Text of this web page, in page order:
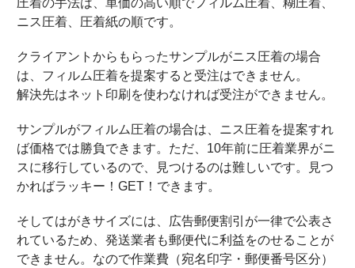
圧着の手法は、単価の高い順でフィルム圧着、糊圧着、
ニス圧着、圧着紙の順です。
クライアントからもらったサンプルがニス圧着の場合
は、フィルム圧着を提案すると受注はできません。
解決先はネット印刷を使わなければ受注ができません。
サンプルがフィルム圧着の場合は、ニス圧着を提案すれ
ば価格では勝負できます。ただ、10年前に圧着業界がニ
スに移行しているので、見つけるのは難しいです。見つ
かればラッキー！GET！できます。
そしてはがきサイズには、広告郵便割引が一律で公表さ
れているため、発送業者も郵便代に利益をのせることが
できません。なので作業費（宛名印字・郵便番号区分）